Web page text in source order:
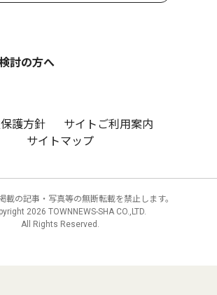
討の方へ
護方針
サイトご利用案内
サイトマップ
載の記事・写真等の無断転載を禁止します。
2026 TOWNNEWS-SHA CO.,LTD.
All Rights Reserved.